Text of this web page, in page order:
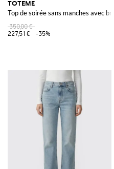
TOTEME
Top de soirée sans manches avec
350,00 €
227,51 €
-35%